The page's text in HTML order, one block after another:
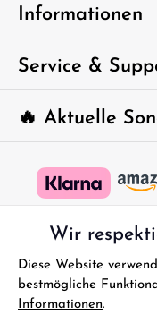
Um weiterzugehen,
abgebildeten
🔥 Aktuelle
Informationen
Service &
Wir
Diese Website
bestmögliche
Informationen.